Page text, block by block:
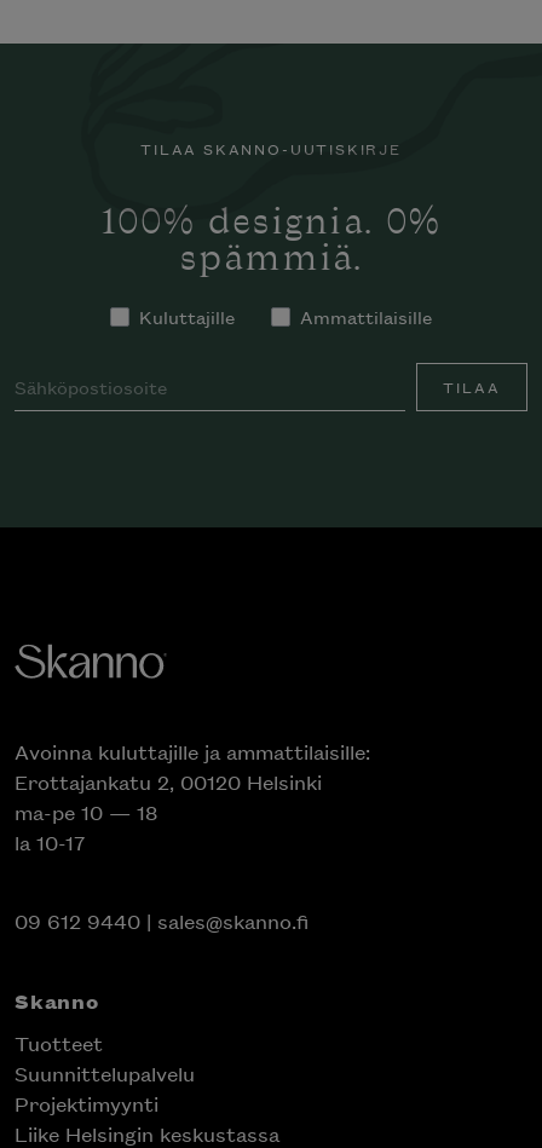
TILAA SKANNO-UUTISKIRJE
100% designia. 0%
spämmiä.
Kuluttajille Ammattilaisille
TILAA
Avoinna kuluttajille ja ammattilaisille:
Erottajankatu 2, 00120 Helsinki
ma-pe 10 — 18
la 10-17
09 612 9440 | sales@skanno.fi
Skanno
Tuotteet
Suunnittelupalvelu
Projektimyynti
Liike Helsingin keskustassa